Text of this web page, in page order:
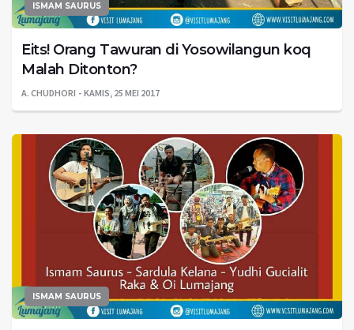
ISMAM SAURUS
Eits! Orang Tawuran di Yosowilangun koq
Malah Ditonton?
A. CHUDHORI KAMIS, 25 MEI 2017
ISMAM SAURUS